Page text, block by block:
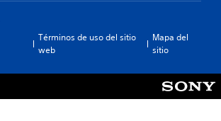
Términos de uso del sitio
web
Mapa del
sitio